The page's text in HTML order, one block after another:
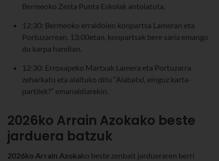
Bermeoko Zesta Punta Eskolak antolatuta.
12:30: Bermeoko erraldoien konpartsa Lameran eta
Portuzarrean. 13:00etan, konpartsak bere saria emango
du karpa handian.
12:30: Erroxapeko Martxak Lamera eta Portuzarra
zeharkatu eta alaituko ditu “Alabatxi, einguz karta-
partilek?” emanaldiarekin.
2026ko Arrain Azokako beste
jarduera batzuk
2026ko Arrain Azokako beste zenbait jardueraren berri